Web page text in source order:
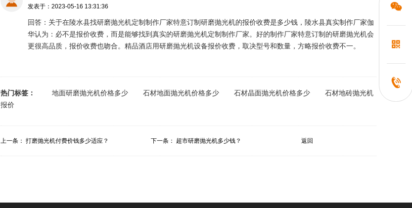
发表于：2023-05-16 13:31:36
回答：关于在陵水县找研磨抛光机定制制作厂家特意订制研磨抛光机的报价收费是多少钱，陵水县真实制作厂家伽
华认为：必不是报价收费，而是能够找到真实的研磨抛光机定制制作厂家。好的制作厂家特意订制的研磨抛光机会
更很高品质，报价收费也吻合。精品酒店用研磨抛光机设备报价收费，取决型号和数量，方略报价收费不一。
热门标签： 地面研磨抛光机价格多少 石材地面抛光机价格多少 石材晶面抛光机价格多少
石材地砖抛光机
报价
上一条： 打磨抛光机付费价钱多少适应？ 下一条： 超市研磨抛光机多少钱？ 返回